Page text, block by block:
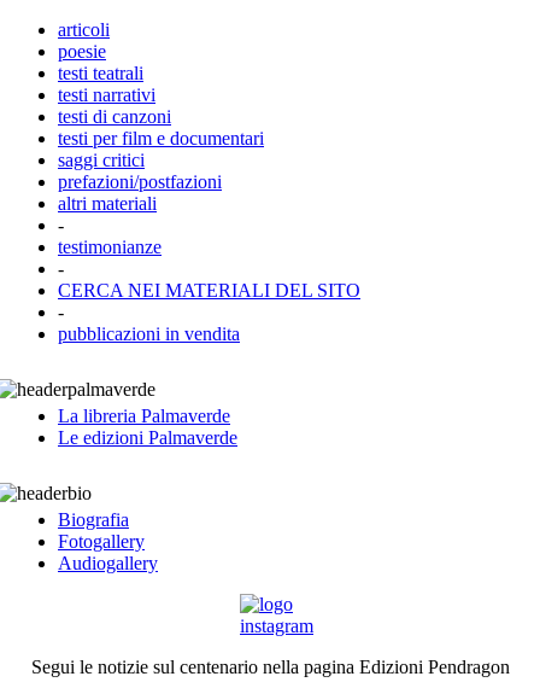
articoli
poesie
testi teatrali
testi narrativi
testi di canzoni
testi per film e documentari
saggi critici
prefazioni/postfazioni
altri materiali
-
testimonianze
-
CERCA NEI MATERIALI DEL SITO
-
pubblicazioni in vendita
La libreria Palmaverde
Le edizioni Palmaverde
Biografia
Fotogallery
Audiogallery
Segui le notizie sul centenario nella pagina Edizioni Pendragon